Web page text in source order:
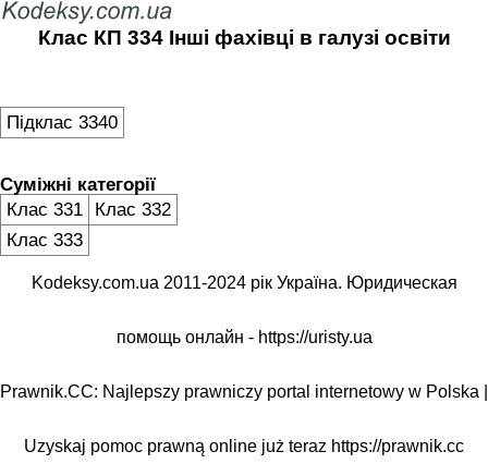
Клас КП 334 Інші фахівці в галузі освіти
Підклас 3340
Суміжні категорії
Клас 331 Клас 332
Клас 333
Kodeksy.com.ua 2011-2024 рік Україна. Юридическая
помощь онлайн - https://uristy.ua
Prawnik.CC: Najlepszy prawniczy portal internetowy w Polska |
Uzyskaj pomoc prawną online już teraz https://prawnik.cc